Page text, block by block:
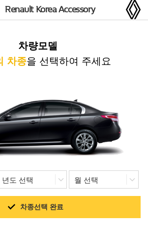
Renault Korea Accessory
차량모델
차종을 선택하여 주세요
차종선택 완료